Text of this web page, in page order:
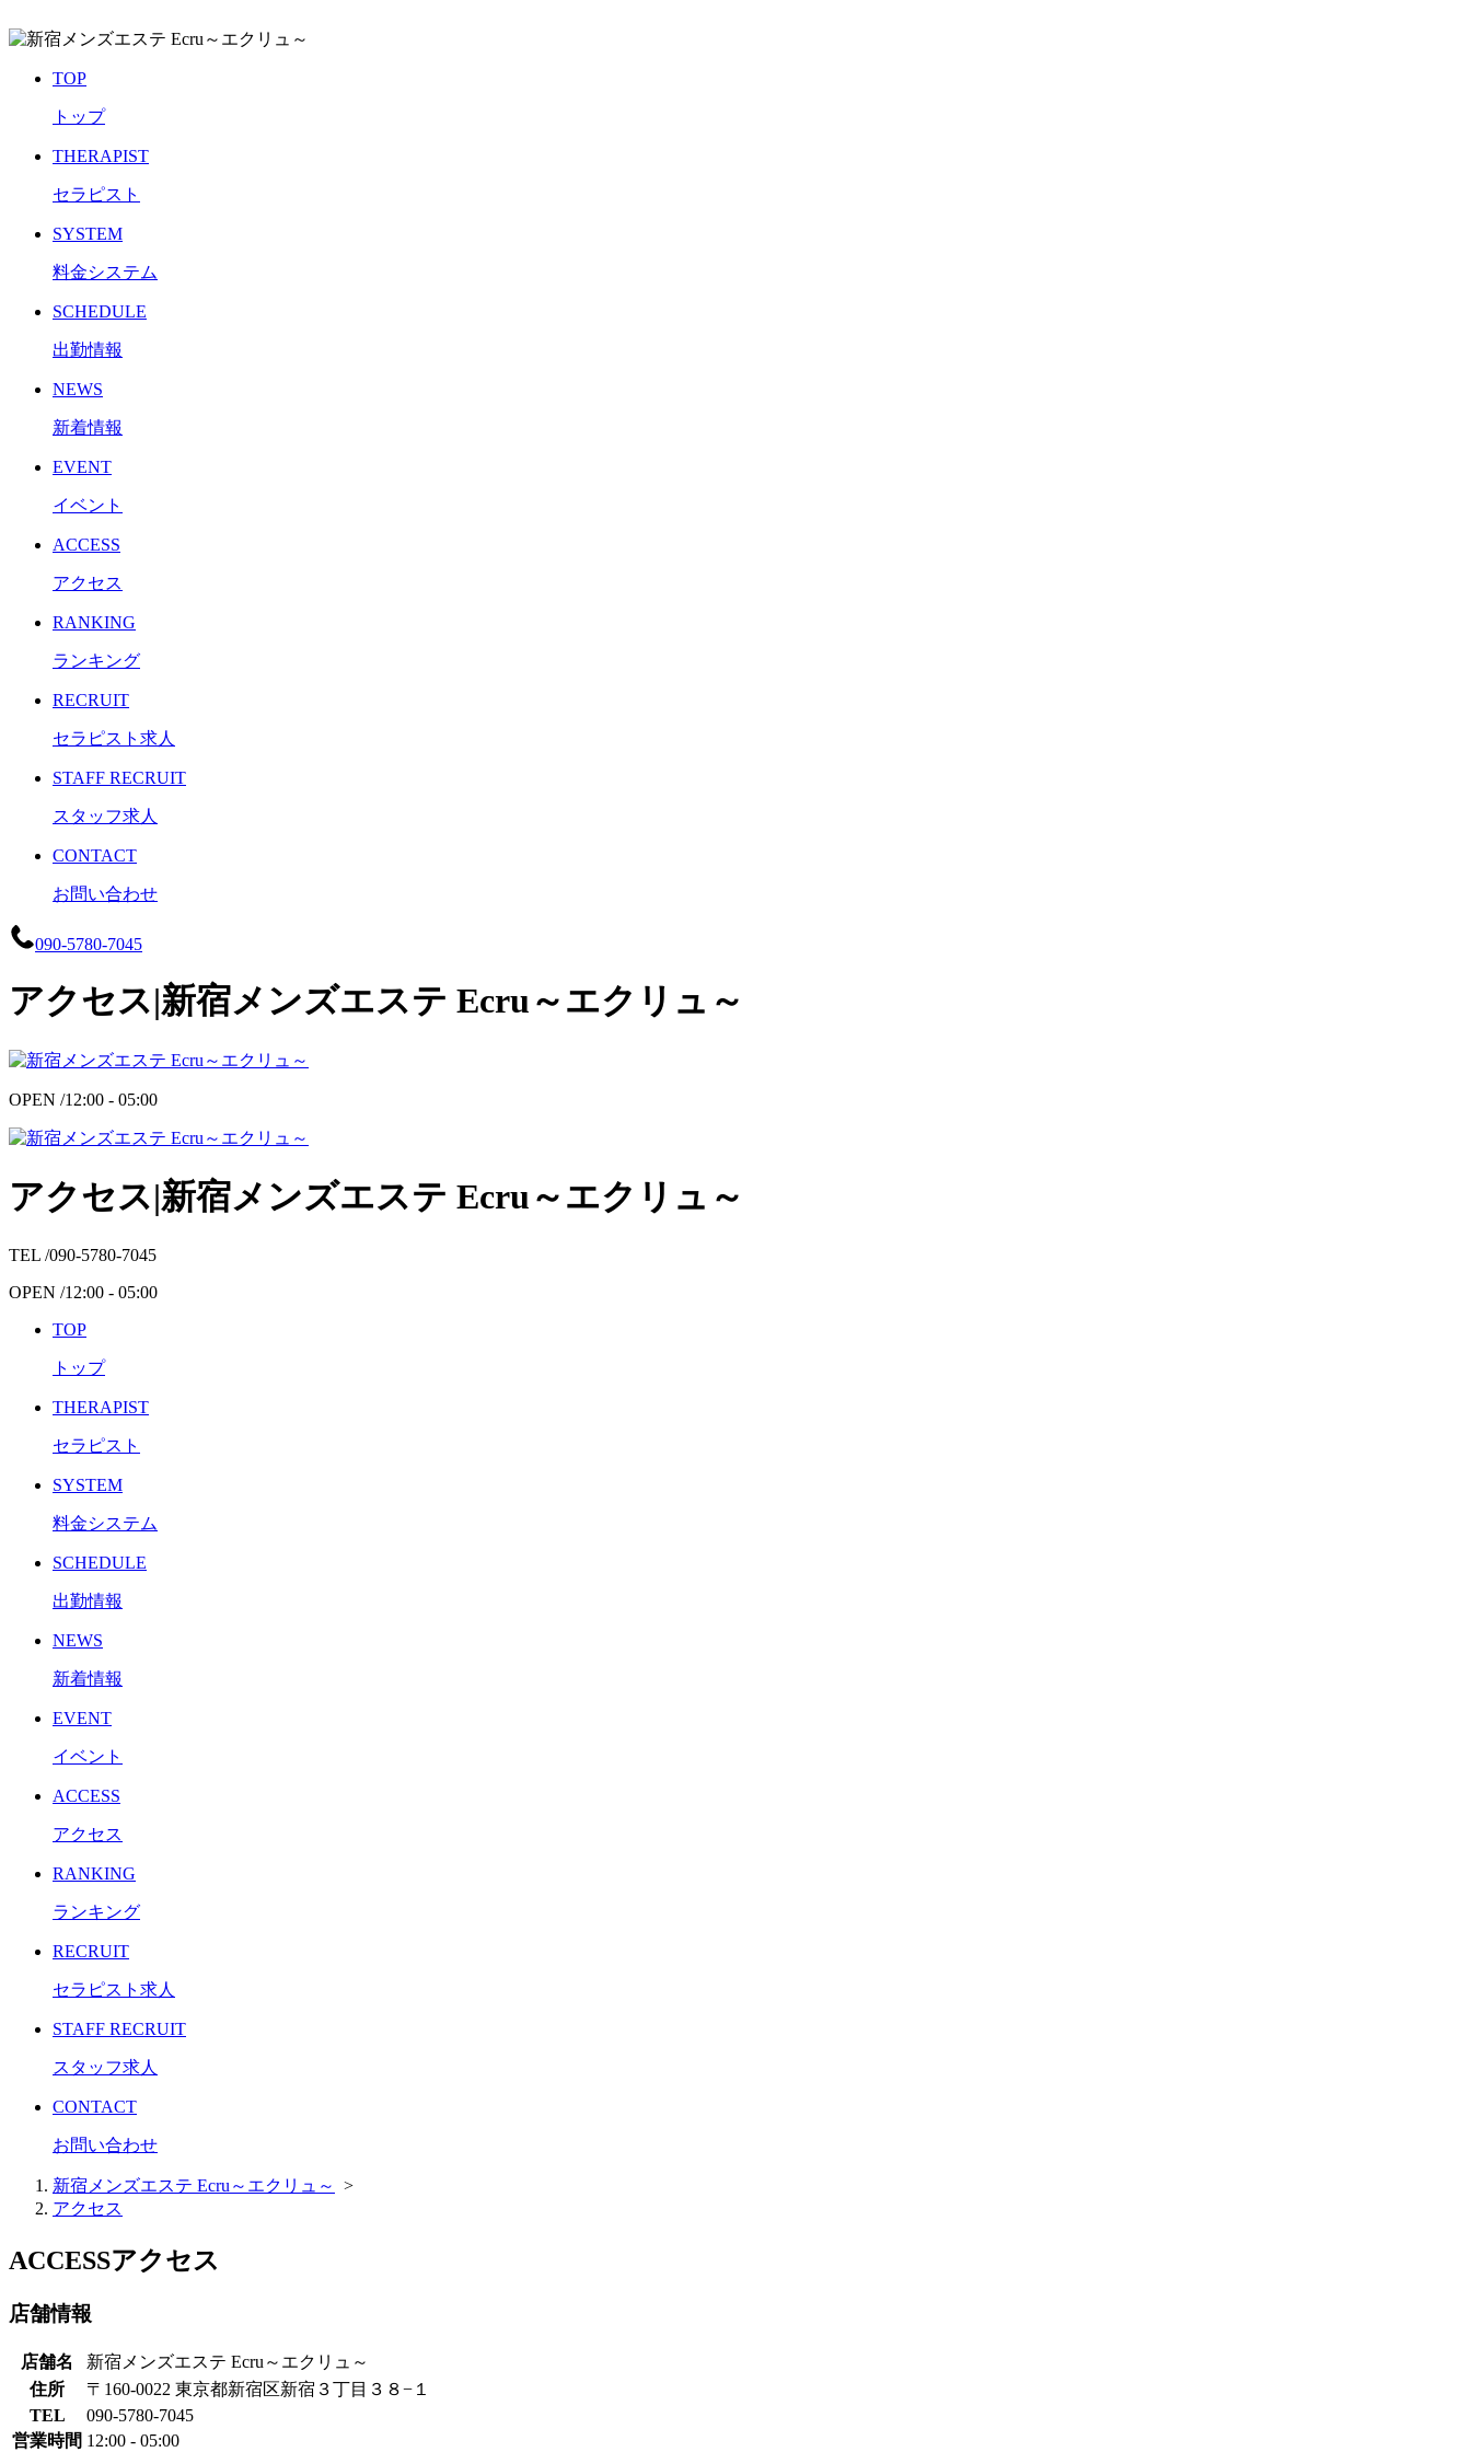
TOP
トップ
THERAPIST
セラピスト
SYSTEM
料金システム
SCHEDULE
出勤情報
NEWS
新着情報
EVENT
イベント
ACCESS
アクセス
RANKING
ランキング
RECRUIT
セラピスト求人
STAFF RECRUIT
スタッフ求人
CONTACT
お問い合わせ
090-5780-7045
アクセス|新宿メンズエステ Ecru～エクリュ～
OPEN /12:00 - 05:00
アクセス|新宿メンズエステ Ecru～エクリュ～
TEL /090-5780-7045
OPEN /12:00 - 05:00
TOP
トップ
THERAPIST
セラピスト
SYSTEM
料金システム
SCHEDULE
出勤情報
NEWS
新着情報
EVENT
イベント
ACCESS
アクセス
RANKING
ランキング
RECRUIT
セラピスト求人
STAFF RECRUIT
スタッフ求人
CONTACT
お問い合わせ
新宿メンズエステ Ecru～エクリュ～
>
アクセス
ACCESSアクセス
店舗情報
店舗名
新宿メンズエステ Ecru～エクリュ～
住所
〒160-0022 東京都新宿区新宿３丁目３８−１
TEL
090-5780-7045
営業時間 12:00 - 05:00